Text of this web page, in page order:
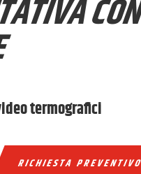
termografici
RICHIESTA PREVENTIVO